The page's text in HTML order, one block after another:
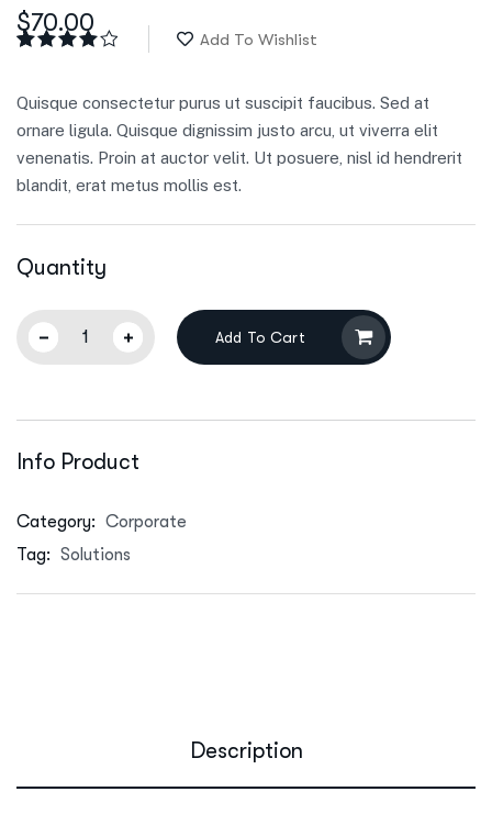
$70.00
based
on
customer
rating
Add To Wishlist
Quisque consectetur purus ut suscipit faucibus. Sed at
ornare ligula. Quisque dignissim justo arcu, ut viverra elit
venenatis. Proin at auctor velit. Ut posuere, nisl id hendrerit
blandit, erat metus mollis est.
Quantity
Add To Cart
Info Product
Category: Corporate
Tag: Solutions
Description